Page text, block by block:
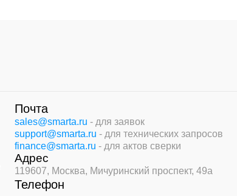
Почта
sales@smarta.ru - для заявок
support@smarta.ru - для технических запросов
finance@smarta.ru - для актов сверки
Адрес
119607, Москва, Мичуринский проспект, 49а
Телефон